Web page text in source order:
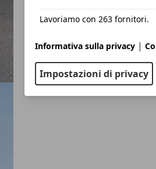
Lavoriamo con 263 fornitori.
Informativa sulla privacy |
Impostazioni di privacy